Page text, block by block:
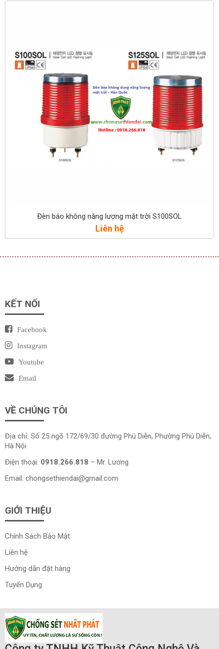
Đèn báo không năng lượng mặt trời S100SOL
Liên hệ
KẾT NỐI
Facebook
Instagram
Youtube
Email
VỀ CHÚNG TÔI
Địa chỉ: Số 25 ngõ 172/69/30 đường Phú Diễn, Phường Phú Diễn,
Hà Nội
Điện thoại: 0918.266.818 – Mr. Lương
Email: chongsethiendai@gmail.com
GIỚI THIỆU
Chính Sách Bảo Mật
Liên hệ
Hướng dẫn đặt hàng
Tuyển Dụng